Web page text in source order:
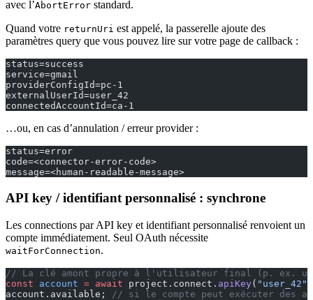
avec l’AbortError standard.
Quand votre returnUri est appelé, la passerelle ajoute des
paramètres query que vous pouvez lire sur votre page de callback :
status=success
service=gmail
providerConfigId=pc-1
externalUserId=user_42
connectedAccountId=ca-1
…ou, en cas d’annulation / erreur provider :
status=error
code=<connector-error-code>
message=<human-readable-message>
API key / identifiant personnalisé : synchrone
Les connections par API key et identifiant personnalisé renvoient un
compte immédiatement. Seul OAuth nécessite
waitForConnection.
// La clé amont propre à l'utilisateur final (p. ex.
const account = await project.connect. apiKey( "user_42"
account.available;
// si le compte peut exécuter des